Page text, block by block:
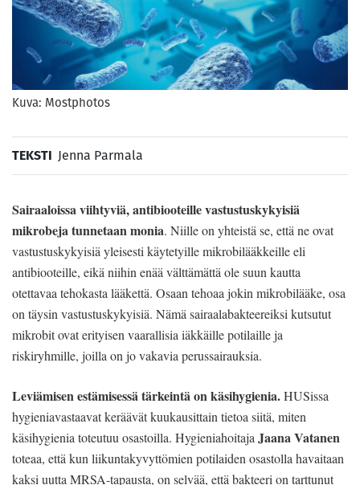
Kuva: Mostphotos
TEKSTI Jenna Parmala
Sairaaloissa viihtyviä, antibiooteille vastustuskykyisiä
mikrobeja tunnetaan monia. Niille on yhteistä se, että ne ovat
vastustuskykyisiä yleisesti käytetyille mikrobilääkkeille eli
antibiooteille, eikä niihin enää välttämättä ole suun kautta
otettavaa tehokasta lääkettä. Osaan tehoaa jokin mikrobilääke, osa
on täysin vastustuskykyisiä. Nämä sairaalabakteereiksi kutsutut
mikrobit ovat erityisen vaarallisia iäkkäille potilaille ja
riskiryhmille, joilla on jo vakavia perussairauksia.
Leviämisen estämisessä tärkeintä on käsihygienia.HUSissa
hygieniavastaavat keräävät kuukausittain tietoa siitä, miten
käsihygienia toteutuu osastoilla. Hygieniahoitaja Jaana Vatanen
toteaa, että kun liikuntakyvyttömien potilaiden osastolla havaitaan
kaksi uutta MRSA-tapausta, on selvää, että bakteeri on tarttunut